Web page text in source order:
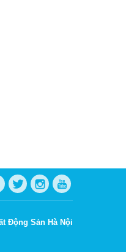
Động Sản Hà Nội